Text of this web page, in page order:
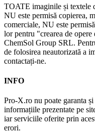
TOATE imaginile și textele
NU este permisă copierea,
comerciale, NU este
lor pentru "crearea de opere
ChemSol Group SRL.
de folosirea neautorizată a
contactați-ne.
INFO
Pro-X.ro nu poate garanta
informațiile prezentate pe
iar serviciile oferite prin
erori.